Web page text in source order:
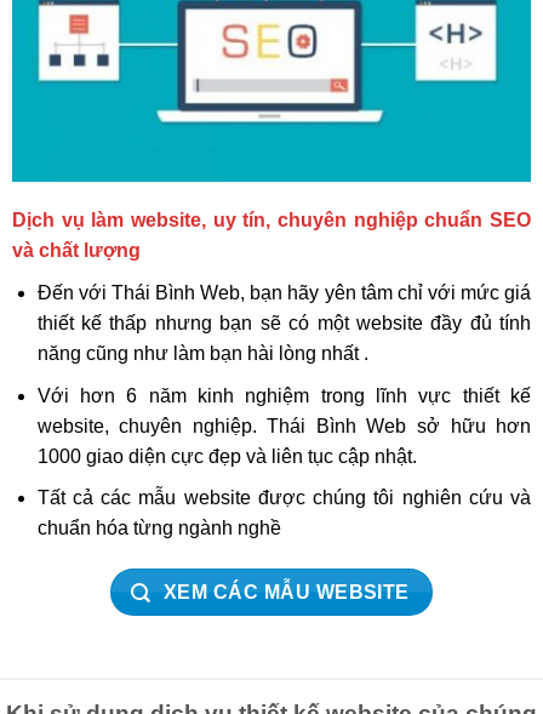
Dịch vụ làm website, uy tín, chuyên nghiệp chuẩn SEO
và chất lượng
Đến với Thái Bình Web, bạn hãy yên tâm chỉ với mức giá
thiết kế thấp nhưng bạn sẽ có một website đầy đủ tính
năng cũng như làm bạn hài lòng nhất .
Với hơn 6 năm kinh nghiệm trong lĩnh vực thiết kế
website, chuyên nghiệp. Thái Bình Web sở hữu hơn
1000 giao diện cực đẹp và liên tục cập nhật.
Tất cả các mẫu website được chúng tôi nghiên cứu và
chuẩn hóa từng ngành nghề
XEM CÁC MẪU WEBSITE